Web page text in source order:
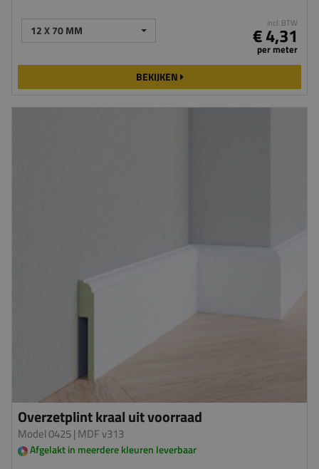
12 X 70 MM incl. BTW
€ 4,31
per meter
BEKIJKEN
Overzetplint kraal uit voorraad
Model 0425| MDF v313
Afgelakt in meerdere kleuren leverbaar